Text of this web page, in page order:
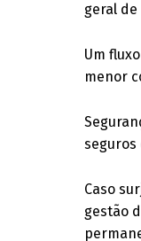
geral
Um
menor
seguros
Caso
gestão